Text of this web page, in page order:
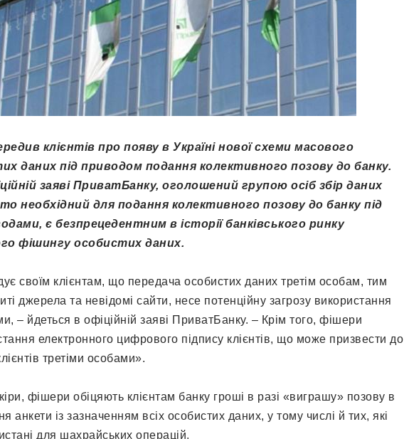
клієнтів про появу в Україні нової схеми масового
даних під приводом подання колективного позову до банку.
заяві ПриватБанку, оголошений групою осіб збір даних
необхідний для подання колективного позову до банку під
є безпрецедентним в історії банківського ринку
фішингу особистих даних.
своїм клієнтам, що передача особистих даних третім особам, тим
джерела та невідомі сайти, несе потенційну загрозу використання
– йдеться в офіційній заяві ПриватБанку. – Крім того, фішери
електронного цифрового підпису клієнтів, що може призвести до
третіми особами».
фішери обіцяють клієнтам банку гроші в разі «виграшу» позову в
анкети із зазначенням всіх особистих даних, у тому числі й тих, які
для шахрайських операцій.